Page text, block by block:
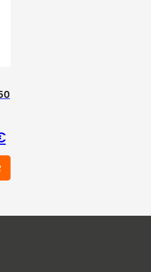
était : 23,68 €.
Le prix actuel est : 21,31 €.